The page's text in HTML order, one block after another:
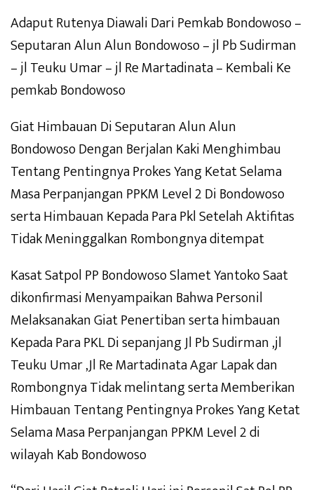
Adaput Rutenya Diawali Dari Pemkab Bondowoso –
Seputaran Alun Alun Bondowoso – jl Pb Sudirman
– jl Teuku Umar – jl Re Martadinata – Kembali Ke
pemkab Bondowoso
Giat Himbauan Di Seputaran Alun Alun
Bondowoso Dengan Berjalan Kaki Menghimbau
Tentang Pentingnya Prokes Yang Ketat Selama
Masa Perpanjangan PPKM Level 2 Di Bondowoso
serta Himbauan Kepada Para Pkl Setelah Aktifitas
Tidak Meninggalkan Rombongnya ditempat
Kasat Satpol PP Bondowoso Slamet Yantoko Saat
dikonfirmasi Menyampaikan Bahwa Personil
Melaksanakan Giat Penertiban serta himbauan
Kepada Para PKL Di sepanjang Jl Pb Sudirman ,jl
Teuku Umar ,Jl Re Martadinata Agar Lapak dan
Rombongnya Tidak melintang serta Memberikan
Himbauan Tentang Pentingnya Prokes Yang Ketat
Selama Masa Perpanjangan PPKM Level 2 di
wilayah Kab Bondowoso